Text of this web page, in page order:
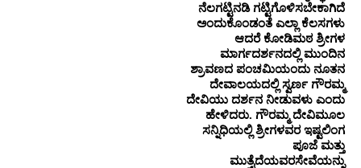
ನೆಲಗಟ್ಟಿನಡಿ ಗಟ್ಟಿಗೊಳಿಸಬೇಕಾಗಿದೆ
ಅಂದುಕೊಂಡಂತೆ ಎಲ್ಲಾ ಕೆಲಸಗಳು
ಆದರೆ ಕೋಡಿಮಠ ಶ್ರೀಗಳ
ಮಾರ್ಗದರ್ಶನದಲ್ಲಿ ಮುಂದಿನ
ಶ್ರಾವಣದ ಪಂಚಮಿಯಂದು ನೂತನ
ದೇವಾಲಯದಲ್ಲಿ ಸ್ವರ್ಣ ಗೌರಮ್ಮ
ದೇವಿಯು ದರ್ಶನ ನೀಡುವಳು ಎಂದು
ಹೇಳಿದರು. ಗೌರಮ್ಮ ದೇವಿಮೂಲ
ಸನ್ನಿಧಿಯಲ್ಲಿ ಶ್ರೀಗಳವರ ಇಷ್ಟಲಿಂಗ
ಪೂಜೆ ಮತ್ತು
ಮುತ್ತೈದೆಯವರಸೇವೆಯನ್ನು